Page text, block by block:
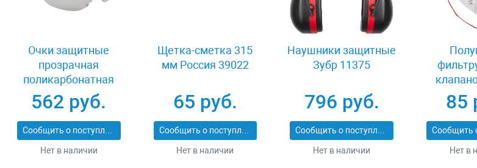
Очки защитные
прозрачная
поликарбонатная
монолинза ЗУБР
ЭКСПЕРТ 110310
562 руб.
Сообщить о поступлении
Нет в наличии
Щетка-сметка 315
мм Россия 39022
65 руб.
Сообщить о поступлении
Нет в наличии
Наушники защитные
Зубр 11375
796 руб.
Сообщить о поступлении
Нет в наличии
85
Нет в